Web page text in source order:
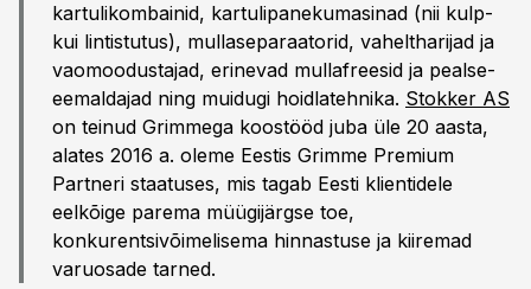
kartulikombainid, kartulipanekumasinad (nii kulp-
kui lintistutus), mullaseparaatorid, vaheltharijad ja
vaomoodustajad, erinevad mullafreesid ja pealse-
eemaldajad ning muidugi hoidlatehnika. Stokker AS
on teinud Grimmega koostööd juba üle 20 aasta,
alates 2016 a. oleme Eestis Grimme Premium
Partneri staatuses, mis tagab Eesti klientidele
eelkõige parema müügijärgse toe,
konkurentsivõimelisema hinnastuse ja kiiremad
varuosade tarned.